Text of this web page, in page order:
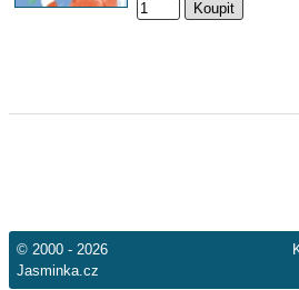
© 2000 - 2026
Jasminka.cz